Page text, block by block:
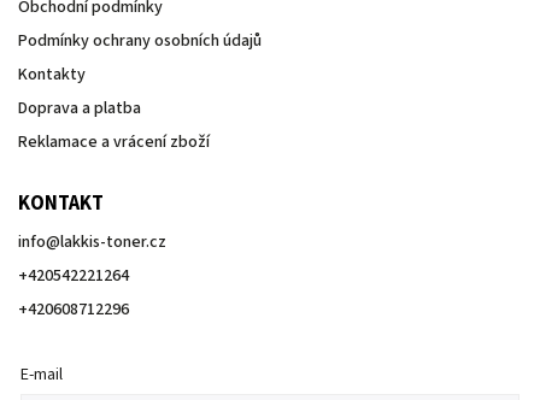
Obchodní podmínky
Podmínky ochrany osobních údajů
Kontakty
Doprava a platba
Reklamace a vrácení zboží
KONTAKT
info@lakkis-toner.cz
+420542221264
+420608712296
E-mail